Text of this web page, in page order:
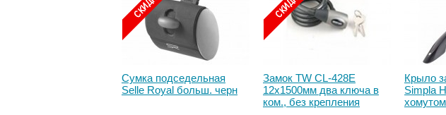
Сумка подседельная
Selle Royal больш. черн
Замок TW CL-428E
12x1500мм два ключа в
ком., без крепления
Крыло
Simpla